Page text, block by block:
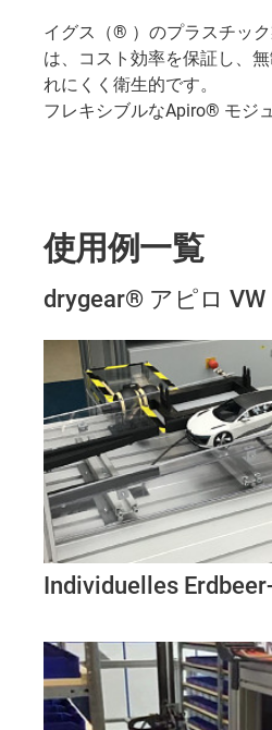
イグス（® ）のプラスチッ
は、コスト効率を保証し、
れにくく衛生的です。
フレキシブルなApiro® モジ
使用例一覧
drygear® アピロ
Individuelles